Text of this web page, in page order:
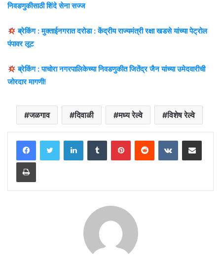
निवडणुकीसाठी शिंदे सेना सज्ज
ब्रेकिंग : मुक्ताईनगरात दरोडा : केंद्रीय राज्यमंत्री रक्षा खडसे यांच्या पेट्रोल
पंपावर लूट
ब्रेकिंग : पाचोरा नगरपालिकेच्या निवडणुकीत जितेंद्र जैन यांच्या उमेदवारीची
जोरदार मागणी!
जळगाव दिवाळी मध्य रेल्वे विशेष रेल्वे
LinkedInTumblr PinterestReddit VKontakteShare via Email
Print